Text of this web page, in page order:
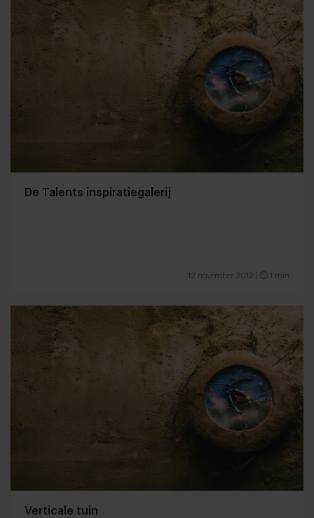
De Talents inspiratiegalerij
12 november 2012 1 min
Verticale tuin